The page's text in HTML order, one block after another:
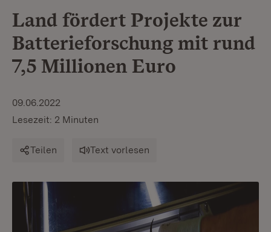
Land fördert Projekte zur
Batterieforschung mit rund
7,5 Millionen Euro
09.06.2022
Lesezeit: 2 Minuten
Teilen Text vorlesen